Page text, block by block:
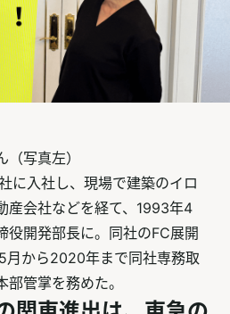
（写真左）
に入社し、現場で建築のイロ
産会社などを経て、1993年4
役開発部長に。同社のFC展開
月から2020年まで同社専務取
管掌を務めた。